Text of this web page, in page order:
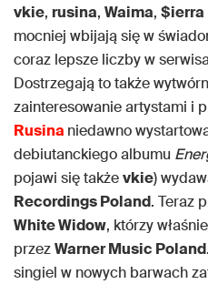
vkie, rusina, Waima, $ierra
mocniej wbijają się w
coraz lepsze liczby w
Dostrzegają to także
zainteresowanie artystami i
Rusina niedawno
debiutanckiego albumu
pojawi się takżevkie)
Recordings Poland. Teraz
White Widow, którzy
przezWarner Music Poland
singiel w nowych barwach